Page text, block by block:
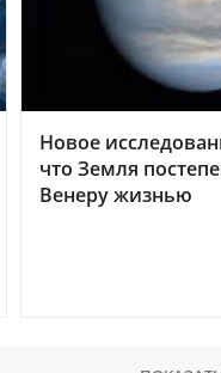
Новое
что Земля
Венеру жизнью